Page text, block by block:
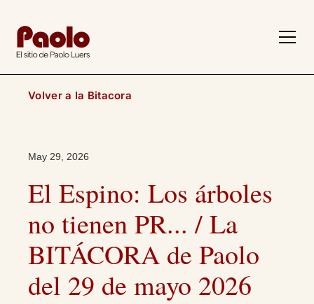
Volver a la Bitacora
May 29, 2026
El Espino: Los árboles
no tienen PR... / La
BITÁCORA de Paolo
del 29 de mayo 2026